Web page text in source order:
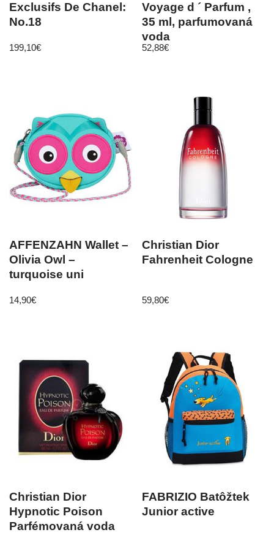
Exclusifs De Chanel:
No.18
199,10€
Voyage d ´ Parfum ,
35 ml, parfumovaná
voda
52,88€
AFFENZAHN Wallet –
Olivia Owl –
turquoise uni
14,90€
Christian Dior
Fahrenheit Cologne
59,80€
Christian Dior
Hypnotic Poison
Parfémovaná voda
FABRIZIO Batôžtek
Junior active